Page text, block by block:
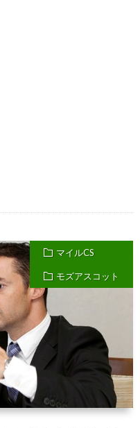
マイルCS
モズアスコット